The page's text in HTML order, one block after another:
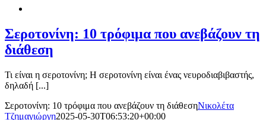
Σεροτονίνη: 10 τρόφιμα που ανεβάζουν τη
διάθεση
Τι είναι η σεροτονίνη; Η σεροτονίνη είναι ένας νευροδιαβιβαστής,
δηλαδή [...]
Σεροτονίνη: 10 τρόφιμα που ανεβάζουν τη διάθεσηΝικολέτα
Τζημαγιώργη2025-05-30T06:53:20+00:00